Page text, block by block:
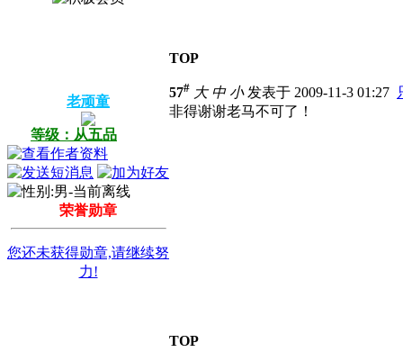
TOP
老顽童
等级：从五品
荣誉勋章
您还未获得勋章,请继续努
力!
57# 大 中 小发表于 2009-11-3 01:27
非得谢谢老马不可了！
TOP